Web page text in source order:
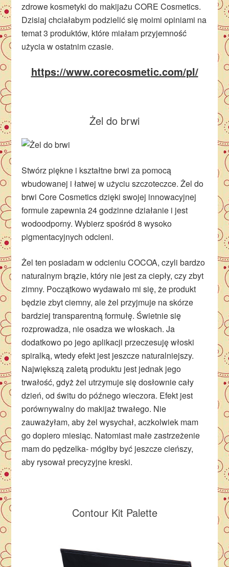
zdrowe kosmetyki do makijażu CORE Cosmetics.
Dzisiaj chciałabym podzielić się moimi opiniami na
temat 3 produktów, które miałam przyjemność
użycia w ostatnim czasie.
https://www.corecosmetic.com/pl/
Żel do brwi
Stwórz piękne i kształtne brwi za pomocą
wbudowanej i łatwej w użyciu szczoteczce. Żel do
brwi Core Cosmetics dzięki swojej innowacyjnej
formule zapewnia 24 godzinne działanie i jest
wodoodporny. Wybierz spośród 8 wysoko
pigmentacyjnych odcieni.
Żel ten posiadam w odcieniu COCOA, czyli bardzo
naturalnym brązie, który nie jest za ciepły, czy zbyt
zimny. Początkowo wydawało mi się, że produkt
będzie zbyt ciemny, ale żel przyjmuje na skórze
bardziej transparentną formułę. Świetnie się
rozprowadza, nie osadza we włoskach. Ja
dodatkowo po jego aplikacji przeczesuję włoski
spiralką, wtedy efekt jest jeszcze naturalniejszy.
Największą zaletą produktu jest jednak jego
trwałość, gdyż żel utrzymuje się dosłownie cały
dzień, od świtu do późnego wieczora. Efekt jest
porównywalny do makijaż trwałego. Nie
zauważyłam, aby żel wysychał, aczkolwiek mam
go dopiero miesiąc. Natomiast małe zastrzeżenie
mam do pędzelka- mógłby być jeszcze cieńszy,
aby rysował precyzyjne kreski.
Contour Kit Palette